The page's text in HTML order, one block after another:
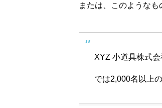
WHAT WE DO
または、このようなも
XYZ 小道具株式
では2,000名以上